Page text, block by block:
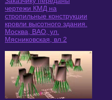
чертежи КМД на
стропильные конструкции
кровли высотного здания.
Москва, ВАО, ул.
Мясниковская, вл.2